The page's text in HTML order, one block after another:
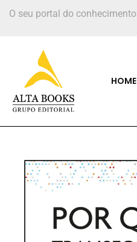
O seu portal do conhecimento
HOME